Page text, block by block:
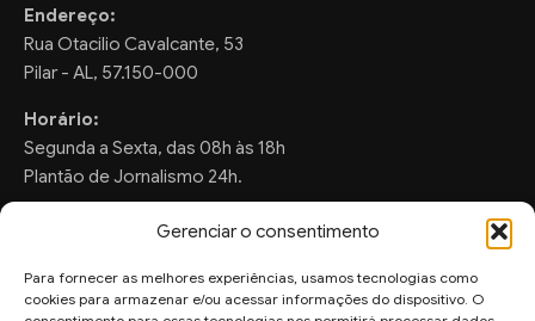
Gerenciar o consentimento
Para fornecer as melhores experiências, usamos tecnologias como
cookies para armazenar e/ou acessar informações do dispositivo. O
Endereço:
Rua Otacilio Cavalcante, 53
Pilar - AL, 57.150-000
Horário:
Segunda a Sexta, das 08h às 18h
Plantão de Jornalismo 24h.
FALE CONOSCO